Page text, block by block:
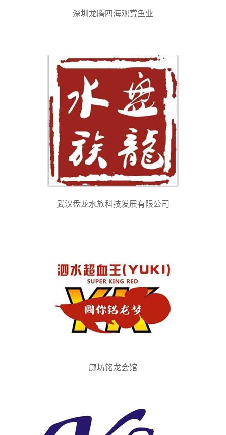
深圳龙腾四海观赏鱼业
武汉盘龙水族科技发展有限公司
廊坊铭龙会馆